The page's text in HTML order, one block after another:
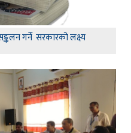
गर्ने सरकारको लक्ष्य